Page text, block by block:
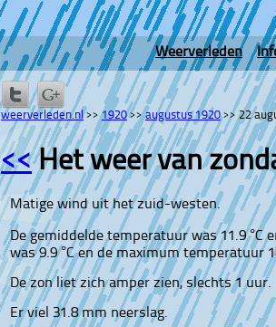
Weerverleden
weerverleden.nl>>1920>> augustus 1920>>22
<<Het weer van
Matige wind uit het zuid-westen.
De gemiddelde temperatuur was 11.9 °C
was 9.9 °C en de maximum temperatuur
De zon liet zich amper zien, slechts 1 uur.
Er viel 31.8 mm neerslag.